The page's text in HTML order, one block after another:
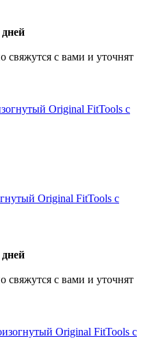
дней
свяжутся с вами и уточнят
Original FitTools с
дней
свяжутся с вами и уточнят